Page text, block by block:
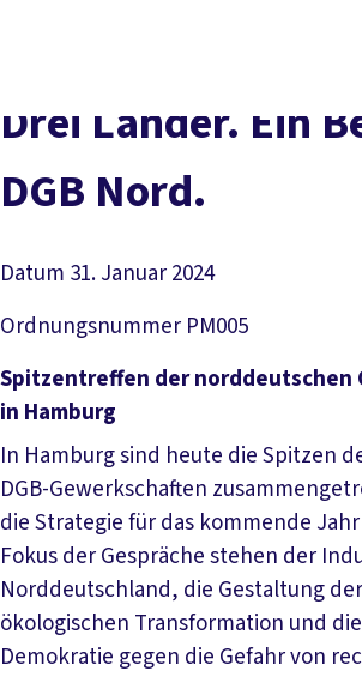
Drei Län­der. Ein
DGB Nord.
Datum 31. Januar 2024
Ordnungsnummer PM005
Spitzentreffen der norddeutschen
in Hamburg
In Hamburg sind heute die Spitzen
DGB-Gewerkschaften
die Strategie für das kommende
Fokus der Gespräche stehen der
Norddeutschland, die Gestaltung
ökologischen Transformation und
Demokratie gegen die Gefahr von